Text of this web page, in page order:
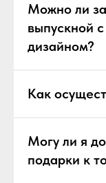
Можно ли
выпускной
дизайном?
Как
Могу ли я
подарки к